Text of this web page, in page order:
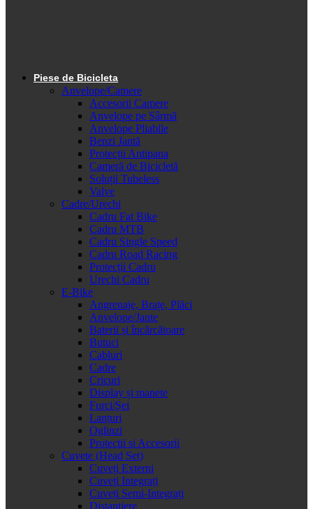
Piese de Bicicleta
Anvelope/Camere
Accesorii Camere
Anvelope pe Sârmă
Anvelope Pliabile
Benzi Jantă
Protecții Antipana
Cameră de Bicicletă
Soluții Tubeless
Valve
Cadre/Urechi
Cadru Fat Bike
Cadru MTB
Cadru Single Speed
Cadru Road Racing
Protecții Cadru
Urechi Cadru
E-Bike
Angrenaje, Brațe, Plăci
Anvelope/Jante
Baterii și încărcătoare
Butuci
Cabluri
Cadre
Cricuri
Display și manete
Furci/Șei
Lanțuri
Oglinzi
Protectii si Accesorii
Cuvete (Head Set)
Cuveți Externi
Cuveți Integrați
Cuveți Semi-Integrați
Distanțiere